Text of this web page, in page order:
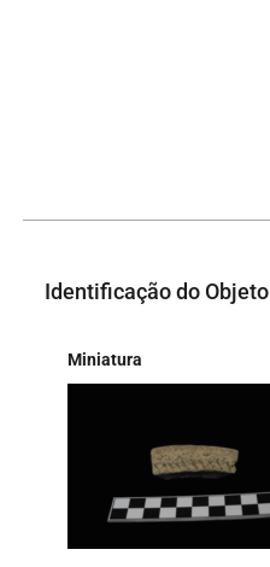
Identificação do Objeto
Miniatura